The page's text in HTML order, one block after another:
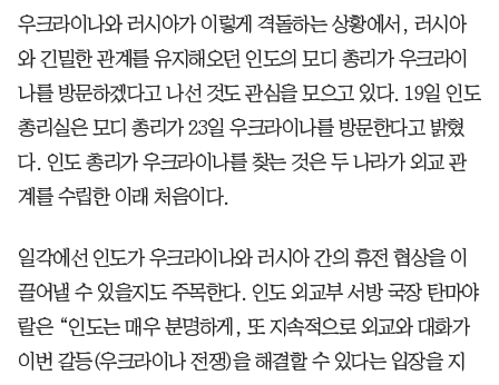
우크라이나와 러시아가 이렇게 격돌하는 상황에서, 러시아
와 긴밀한 관계를 유지해오던 인도의 모디 총리가 우크라이
나를 방문하겠다고 나선 것도 관심을 모으고 있다. 19일 인도
총리실은 모디 총리가 23일 우크라이나를 방문한다고 밝혔
다. 인도 총리가 우크라이나를 찾는 것은 두 나라가 외교 관
계를 수립한 이래 처음이다.
일각에선 인도가 우크라이나와 러시아 간의 휴전 협상을 이
끌어낼 수 있을지도 주목한다. 인도 외교부 서방 국장 탄마야
랄은 “인도는 매우 분명하게, 또 지속적으로 외교와 대화가
이번 갈등(우크라이나 전쟁)을 해결할 수 있다는 입장을 지